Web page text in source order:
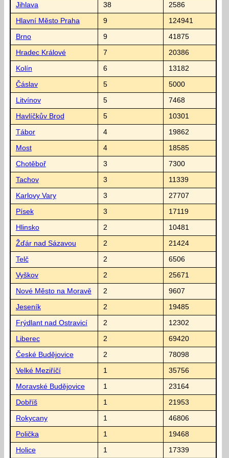
Jihlava 38 2586
Hlavní Město Praha 9 124941
Brno 9 41875
Hradec Králové 7 20386
Kolín 6 13182
Čáslav 5 5000
Litvínov 5 7468
Havlíčkův Brod 5 10301
Tábor 4 19862
Most 4 18585
Chotěboř 3 7300
Tachov 3 11339
Karlovy Vary 3 27707
Písek 3 17119
Hlinsko 2 10481
Žďár nad Sázavou 2 21424
Telč 2 6506
Vyškov 2 25671
Nové Město na Moravě 2 9607
Jeseník 2 19485
Frýdlant nad Ostravicí 2 12302
Liberec 2 69420
České Budějovice 2 78098
Velké Meziříčí 1 35756
Moravské Budějovice 1 23164
Dobříš 1 21953
Rokycany 1 46806
Polička 1 19468
Holice 1 17339